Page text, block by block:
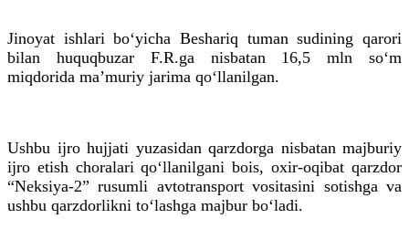
Jinoyat ishlari bo‘yicha Beshariq tuman sudining qarori
bilan huquqbuzar F.R.ga nisbatan 16,5mln so‘m
miqdorida maʼmuriy jarima qo‘llanilgan.
Ushbu ijro hujjati yuzasidan qarzdorga nisbatan majburiy
ijro etish choralari qo‘llanilgani bois, oxir-oqibat qarzdor
“Neksiya-2” rusumli avtotransport vositasini sotishga va
ushbu qarzdorlikni to‘lashga majbur bo‘ladi.